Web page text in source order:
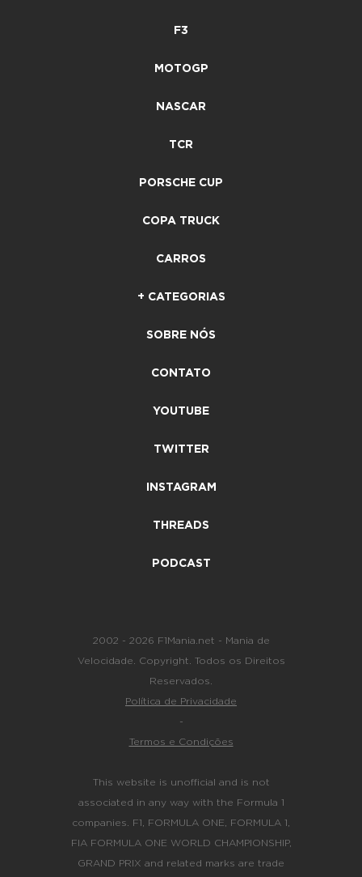
F3
MOTOGP
NASCAR
TCR
PORSCHE CUP
COPA TRUCK
CARROS
+ CATEGORIAS
SOBRE NÓS
CONTATO
YOUTUBE
TWITTER
INSTAGRAM
THREADS
PODCAST
2002 - 2026 F1Mania.net - Mania de
Velocidade. Copyright. Todos os Direitos
Reservados.
Política de Privacidade
-
Termos e Condições
This website is unofficial and is not
associated in any way with the Formula 1
companies. F1, FORMULA ONE, FORMULA 1,
FIA FORMULA ONE WORLD CHAMPIONSHIP,
GRAND PRIX and related marks are trade